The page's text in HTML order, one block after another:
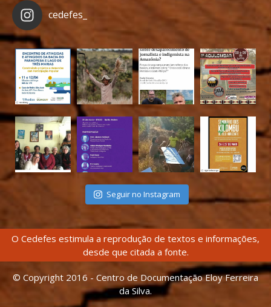
cedefes_
Seguir no Instagram
O Cedefes estimula a reprodução de textos e informações,
desde que citada a fonte.
© Copyright 2016 - Centro de Documentação Eloy Ferreira
da Silva.